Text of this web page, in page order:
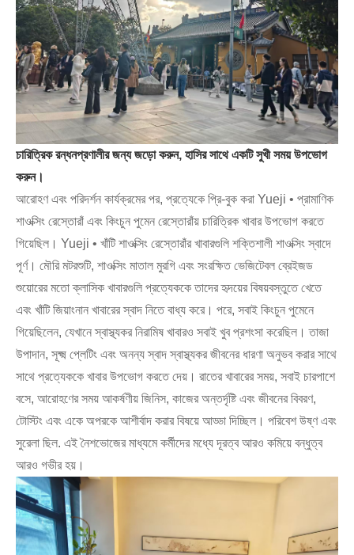
চারিত্রিক রন্ধনপ্রণালীর জন্য জড়ো করুন, হাসির সাথে একটি সুখী সময় উপভোগ
করুন।
আরোহণ এবং পরিদর্শন কার্যক্রমের পর, প্রত্যেকে প্রি-বুক করা Yueji • প্রামাণিক
শাওক্সিং রেস্তোরাঁ এবং কিংচুন পুমেন রেস্তোরাঁয় চারিত্রিক খাবার উপভোগ করতে
গিয়েছিল। Yueji • খাঁটি শাওক্সিং রেস্তোরাঁর খাবারগুলি শক্তিশালী শাওক্সিং স্বাদে
পূর্ণ। মৌরি মটরশুটি, শাওক্সিং মাতাল মুরগি এবং সংরক্ষিত ভেজিটেবল ব্রেইজড
শুয়োরের মতো ক্লাসিক খাবারগুলি প্রত্যেককে তাদের হৃদয়ের বিষয়বস্তুতে খেতে
এবং খাঁটি জিয়াংনান খাবারের স্বাদ নিতে বাধ্য করে। পরে, সবাই কিংচুন পুমেনে
গিয়েছিলেন, যেখানে স্বাস্থ্যকর নিরামিষ খাবারও সবাই খুব প্রশংসা করেছিল। তাজা
উপাদান, সূক্ষ্ম প্লেটিং এবং অনন্য স্বাদ স্বাস্থ্যকর জীবনের ধারণা অনুভব করার সাথে
সাথে প্রত্যেককে খাবার উপভোগ করতে দেয়। রাতের খাবারের সময়, সবাই চারপাশে
বসে, আরোহণের সময় আকর্ষণীয় জিনিস, কাজের অন্তর্দৃষ্টি এবং জীবনের বিবরণ,
টোস্টিং এবং একে অপরকে আশীর্বাদ করার বিষয়ে আড্ডা দিচ্ছিল। পরিবেশ উষ্ণ এবং
সুরেলা ছিল. এই নৈশভোজের মাধ্যমে কর্মীদের মধ্যে দূরত্ব আরও কমিয়ে বন্ধুত্ব
আরও গভীর হয়।